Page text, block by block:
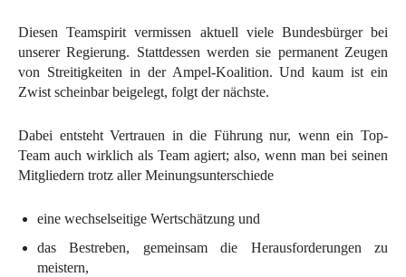
Diesen Teamspirit vermissen aktuell viele Bundesbürger bei
unserer Regierung. Stattdessen werden sie permanent Zeugen
von Streitigkeiten in der Ampel-Koalition. Und kaum ist ein
Zwist scheinbar beigelegt, folgt der nächste.
Dabei entsteht Vertrauen in die Führung nur, wenn ein Top-
Team auch wirklich als Team agiert; also, wenn man bei seinen
Mitgliedern trotz aller Meinungsunterschiede
eine wechselseitige Wertschätzung und
das Bestreben, gemeinsam die Herausforderungen zu
meistern,